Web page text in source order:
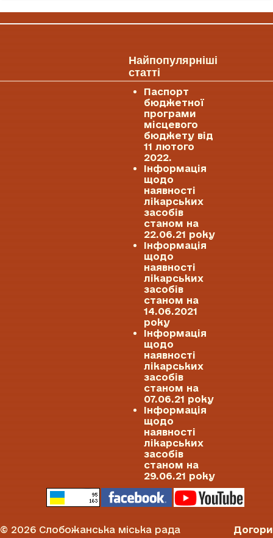
Найпопулярніші
статті
Паспорт
бюджетної
програми
місцевого
бюджету від
11 лютого
2022.
Інформація
щодо
наявності
лікарських
засобів
станом на
22.06.21 року
Інформація
щодо
наявності
лікарських
засобів
станом на
14.06.2021
року
Інформація
щодо
наявності
лікарських
засобів
станом на
07.06.21 року
Інформація
щодо
наявності
лікарських
засобів
станом на
29.06.21 року
Догори
© 2026 Слобожанська міська рада